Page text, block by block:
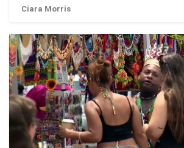
Ciara Morris